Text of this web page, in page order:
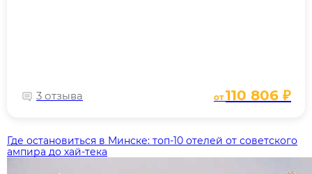
3 отзыва от110 806 ₽
Где остановиться в Минске: топ‑10 отелей от советского
ампира до хай‑тека